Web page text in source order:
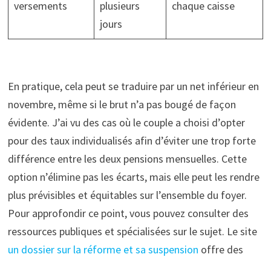
versements
plusieurs
jours
chaque caisse
En pratique, cela peut se traduire par un net inférieur en
novembre, même si le brut n’a pas bougé de façon
évidente. J’ai vu des cas où le couple a choisi d’opter
pour des taux individualisés afin d’éviter une trop forte
différence entre les deux pensions mensuelles. Cette
option n’élimine pas les écarts, mais elle peut les rendre
plus prévisibles et équitables sur l’ensemble du foyer.
Pour approfondir ce point, vous pouvez consulter des
ressources publiques et spécialisées sur le sujet. Le site
un dossier sur la réforme et sa suspension offre des